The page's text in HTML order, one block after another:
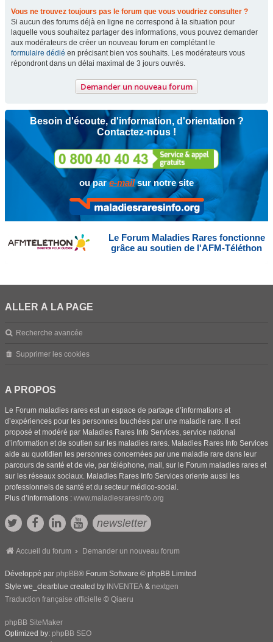
Vous ne trouvez toujours pas le forum que vous voudriez consulter ?
Si aucun des forums déjà en ligne ne correspond à la situation pour
laquelle vous souhaitez partager des informations, vous pouvez demander
aux modérateurs de créer un nouveau forum en complétant le
formulaire dédié en précisant bien vos souhaits. Les modérateurs vous
répondront dans un délai maximal de 3 jours ouvrés.
Demander un nouveau forum
Besoin d'écoute, d'information, d'orientation ?
Contactez-nous !
ou pare-mailsur notre site
Le Forum Maladies Rares fonctionne
grâce au soutien de l'AFM-Téléthon
ALLER À LA PAGE
Recherche avancée
Supprimer les cookies
A PROPOS
Le Forum maladies rares est un espace de partage d’informations et
d’expériences pour les personnes touchées par une maladie rare. Il est
proposé et modéré par Maladies Rares Info Services, service national
d’information et de soutien sur les maladies rares. Maladies Rares Info Services
aide au quotidien les personnes concernées par une maladie rare dans leur
parcours de santé et de vie, par téléphone, mail, sur le Forum maladies rares et
sur les réseaux sociaux. Maladies Rares Info Services oriente aussi les
professionnels de santé et du secteur médico-social.
Plus d’informations : www.maladiesraresinfo.org
newsletter
Accueil du forum Demander un nouveau forum
Développé par phpBB® Forum Software © phpBB Limited
Style we_clearblue created by INVENTEA & nextgen
Traduction française officielle © Qiaeru
phpBB SiteMaker
Optimized by: phpBB SEO